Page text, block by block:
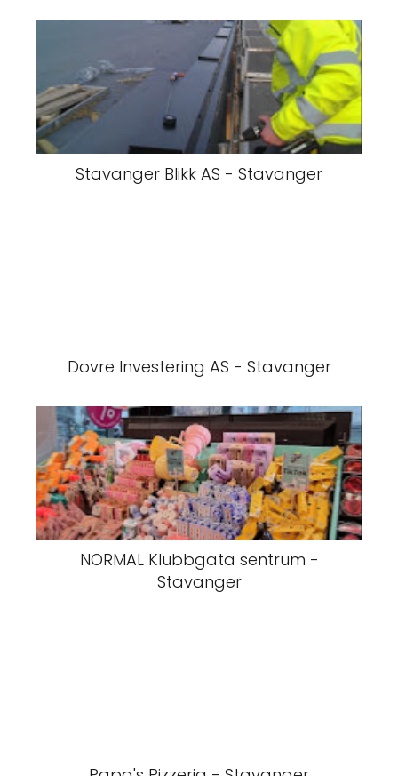
Stavanger Blikk AS - Stavanger
Dovre Investering AS - Stavanger
NORMAL Klubbgata sentrum -
Stavanger